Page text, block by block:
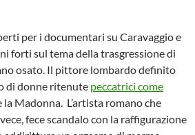
per i documentari su Caravaggio e
forti sul tema della trasgressione di
osato. Il pittore lombardo definito
di donne ritenute peccatrici come
Madonna. L’artista romano che
fece scandalo con la raffigurazione